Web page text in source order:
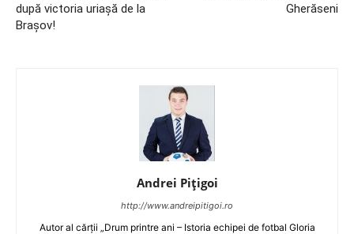
după victoria uriaşă de la
Braşov!
Gherăseni
Andrei Pițigoi
http://www.andreipitigoi.ro
Autor al cărţii „Drum printre ani – Istoria echipei de fotbal Gloria